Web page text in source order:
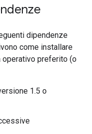
dipendenze
come installare
preferito (o
1.5 o